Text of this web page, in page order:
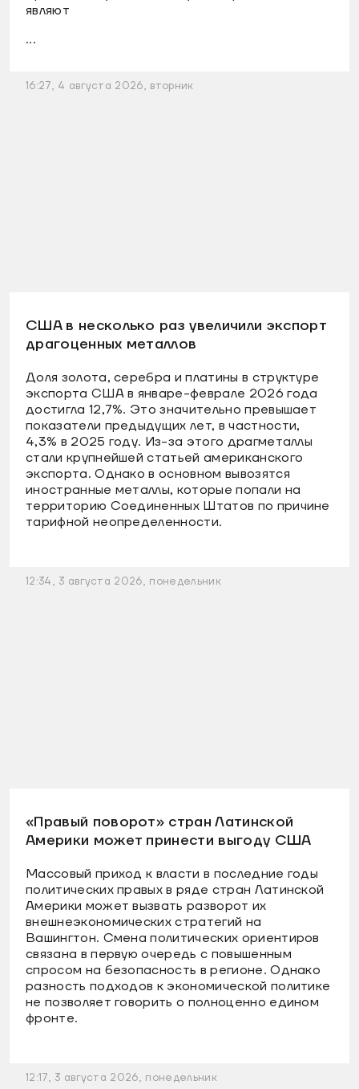
являют
...
16:27, 4 августа 2026, вторник
США в несколько раз увеличили экспорт
драгоценных металлов
Доля золота, серебра и платины в структуре
экспорта США в январе-феврале 2026 года
достигла 12,7%. Это значительно превышает
показатели предыдущих лет, в частности,
4,3% в 2025 году. Из-за этого драгметаллы
стали крупнейшей статьей американского
экспорта. Однако в основном вывозятся
иностранные металлы, которые попали на
территорию Соединенных Штатов по причине
тарифной неопределенности.
12:34, 3 августа 2026, понедельник
«Правый поворот» стран Латинской
Америки может принести выгоду США
Массовый приход к власти в последние годы
политических правых в ряде стран Латинской
Америки может вызвать разворот их
внешнеэкономических стратегий на
Вашингтон. Смена политических ориентиров
связана в первую очередь с повышенным
спросом на безопасность в регионе. Однако
разность подходов к экономической политике
не позволяет говорить о полноценно едином
фронте.
12:17, 3 августа 2026, понедельник